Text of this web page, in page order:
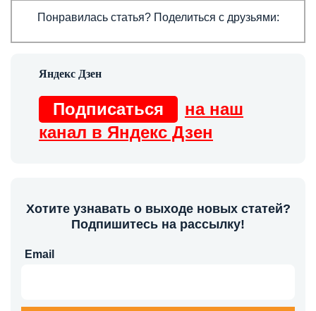
Понравилась статья? Поделиться с друзьями:
Подписаться
на наш
канал в Яндекс Дзен
Хотите узнавать о выходе новых статей?
Подпишитесь на рассылку!
Email